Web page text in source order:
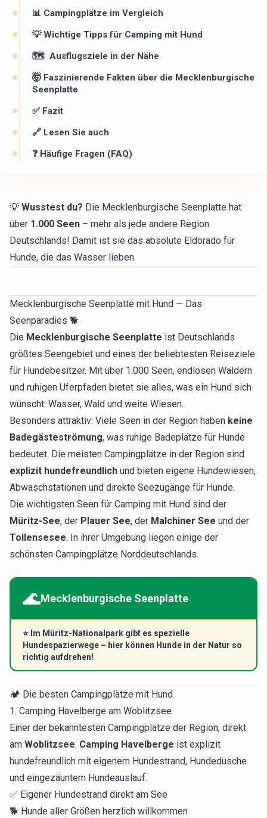
📊 Campingplätze im Vergleich
💡 Wichtige Tipps für Camping mit Hund
🗺 ️ Ausflugsziele in der Nähe
🤯 Faszinierende Fakten über die Mecklenburgische
Seenplatte
✅ Fazit
🔗 Lesen Sie auch
❓ Häufige Fragen (FAQ)
💡 Wusstest du? Die Mecklenburgische Seenplatte hat
über 1.000 Seen – mehr als jede andere Region
Deutschlands! Damit ist sie das absolute Eldorado für
Hunde, die das Wasser lieben.
Mecklenburgische Seenplatte mit Hund — Das
Seenparadies 🐕
Die Mecklenburgische Seenplatte ist Deutschlands
größtes Seengebiet und eines der beliebtesten Reiseziele
für Hundebesitzer. Mit über 1.000 Seen, endlosen Wäldern
und ruhigen Uferpfaden bietet sie alles, was ein Hund sich
wünscht: Wasser, Wald und weite Wiesen.
Besonders attraktiv: Viele Seen in der Region haben keine
Badegästeströmung, was ruhige Badeplätze für Hunde
bedeutet. Die meisten Campingplätze in der Region sind
explizit hundefreundlich und bieten eigene Hundewiesen,
Abwaschstationen und direkte Seezugänge für Hunde.
Die wichtigsten Seen für Camping mit Hund sind der
Müritz-See, der Plauer See, der Malchiner See und der
Tollensesee. In ihrer Umgebung liegen einige der
schönsten Campingplätze Norddeutschlands.
🌊Mecklenburgische Seenplatte
⭐ Im Müritz-Nationalpark gibt es spezielle
Hundespazierwege – hier können Hunde in der Natur so
richtig aufdrehen!
🏕️ Die besten Campingplätze mit Hund
1. Camping Havelberge am Woblitzsee
Einer der bekanntesten Campingplätze der Region, direkt
am Woblitzsee. Camping Havelberge ist explizit
hundefreundlich mit eigenem Hundestrand, Hundedusche
und eingezäuntem Hundeauslauf.
✅ Eigener Hundestrand direkt am See
🐕 Hunde aller Größen herzlich willkommen